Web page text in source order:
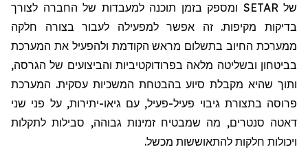
שלSETAR ומספק בזמן תוכנה למעבדות של החברה לצורך
בדיקות מקיפות. זה אפשר למפעילה לעבור בצורה חלקה
ממערכת החיוב בתשלום מראש הקודמת ולהפעיל את המערכת
בביטחון ובשליטה מלאה בפרודוקטיביות והביצועים של הגרסה,
ותוך שהיא מקבלת סיוע בהבטחת המשכיות עסקית. המערכת
פרוסה בתצורת גיבוי פעיל-פעיל, עם גיאו-יתירות, על פני שני
דאטה סנטרים, מה שמבטיח זמינות גבוהה, סבילות לתקלות
ויכולות חלקות להתאוששות מכשל.